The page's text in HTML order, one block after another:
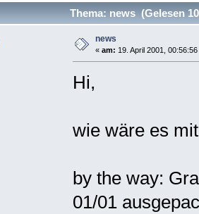
Thema: news (Gelesen
news
« am: 19. April 2001, 00:56:56
Hi,
wie wäre es
by the way:
01/01